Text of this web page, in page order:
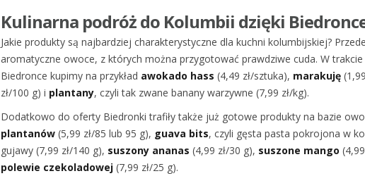
Kulinarna podróż do Kolumbii dzięki
Jakie produkty są najbardziej charakterystyczne dla kuchni kolumbijskiej?
aromatyczne owoce, z których można przygotować prawdziwe cuda. W trakcie
Biedronce kupimy na przykład awokado hass (4,49 zł/sztuka), marakuję
zł/100 g) i plantany, czyli tak zwane banany warzywne (7,99 zł/kg).
Dodatkowo do oferty Biedronki trafiły także już gotowe produkty na bazie
plantanów (5,99 zł/85 lub 95 g), guava bits, czyli gęsta pasta pokrojona w
gujawy (7,99 zł/140 g), suszony ananas (4,99 zł/30 g), suszone mango
polewie czekoladowej (7,99 zł/25 g).